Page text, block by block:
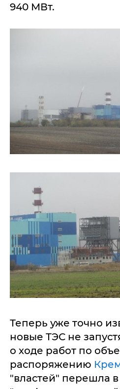
940 МВт.
Теперь уже точно
новые ТЭС не
о ходе работ по
распоряжению
"властей" перешла